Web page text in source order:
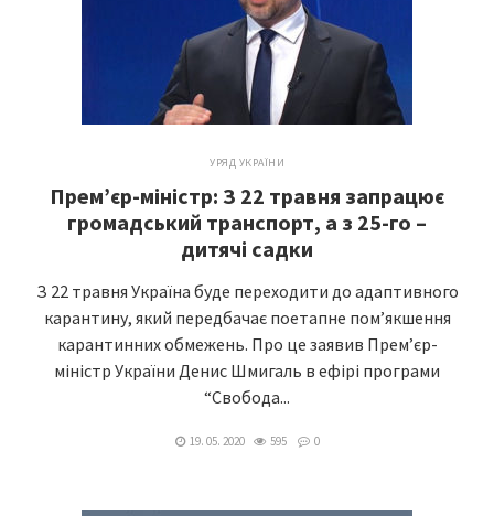
УРЯД УКРАЇНИ
Прем’єр-міністр: З 22 травня запрацює
громадський транспорт, а з 25-го –
дитячі садки
З 22 травня Україна буде переходити до адаптивного
карантину, який передбачає поетапне пом’якшення
карантинних обмежень. Про це заявив Прем’єр-
міністр України Денис Шмигаль в ефірі програми
“Свобода...
19. 05. 2020 595 0